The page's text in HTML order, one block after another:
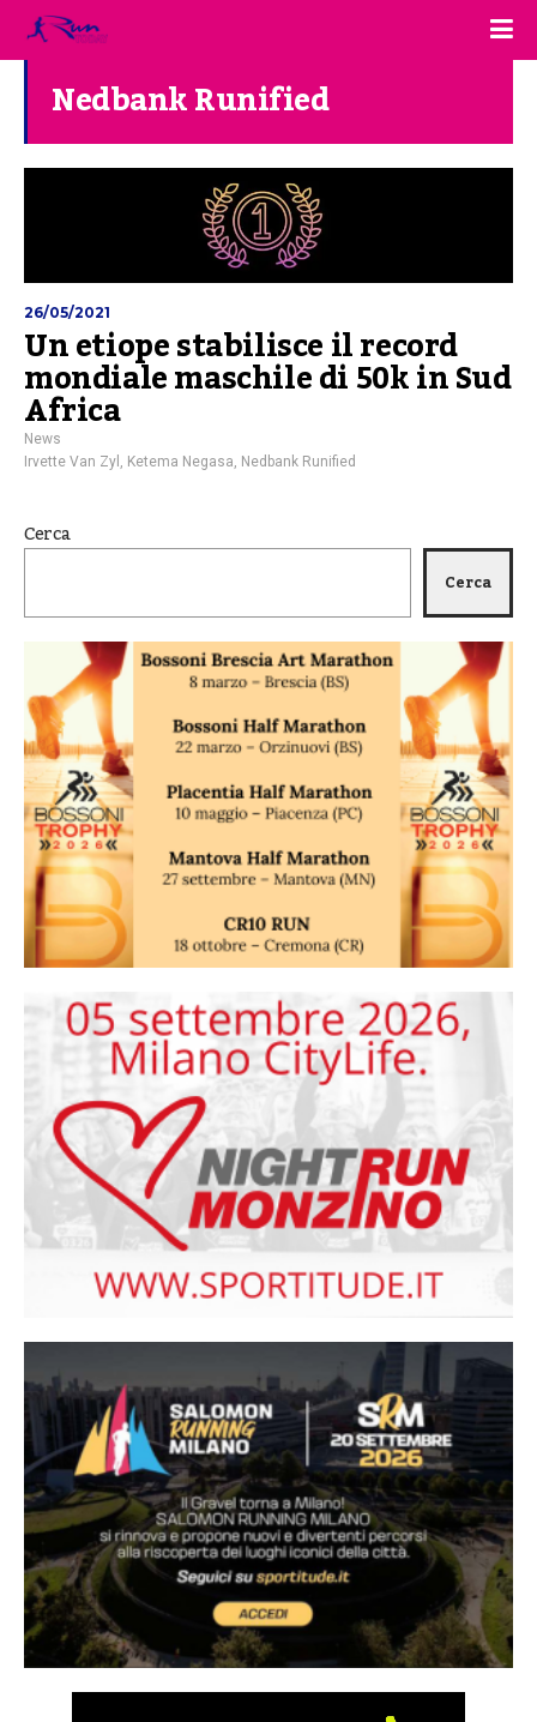
Nedbank Runified
26/05/2021
Un etiope stabilisce il record
mondiale maschile di 50k in Sud
Africa
News
Irvette Van Zyl
Ketema Negasa Nedbank Runified
Cerca
Cerca